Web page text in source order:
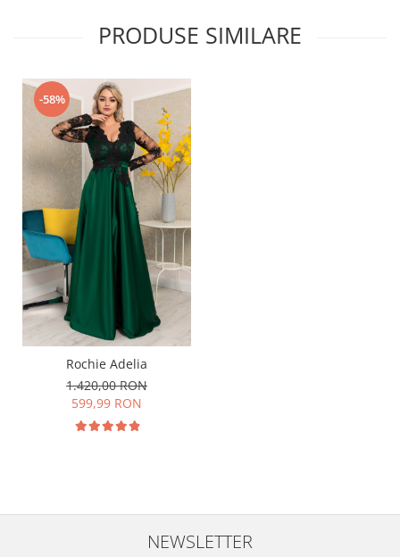
PRODUSE SIMILARE
-58%
Rochie Adelia
1.420,00 RON
599,99 RON
NEWSLETTER